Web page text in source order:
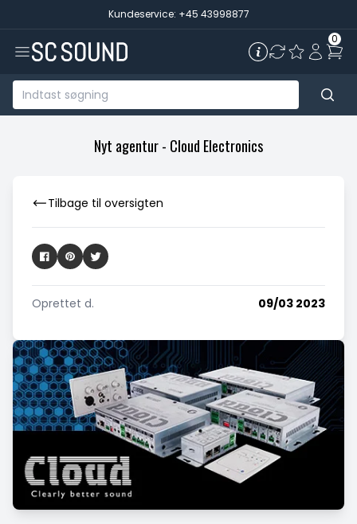
Kundeservice: +45 43998877
0
Nyt agentur - Cloud Electronics
Tilbage til oversigten
Oprettet d. 09/03 2023